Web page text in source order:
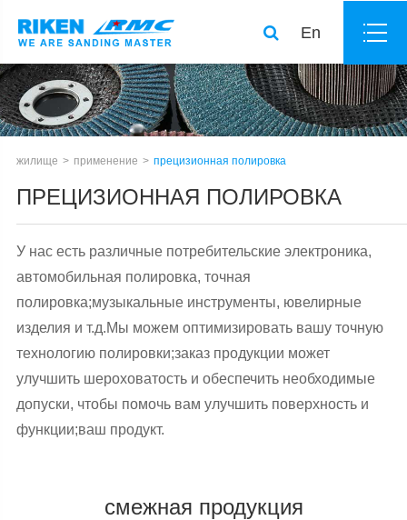
En
жилище применение прецизионная полировка
ПРЕЦИЗИОННАЯ ПОЛИРОВКА
У нас есть различные потребительские электроника,
автомобильная полировка, точная
полировка;музыкальные инструменты, ювелирные
изделия и т.д.Мы можем оптимизировать вашу точную
технологию полировки;заказ продукции может
улучшить шероховатость и обеспечить необходимые
допуски, чтобы помочь вам улучшить поверхность и
функции;ваш продукт.
смежная продукция